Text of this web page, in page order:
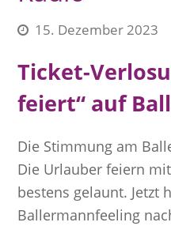
15. Dezember 2023
Ticket-
feiert“ auf
Die Stimmung am
Die Urlauber feiern
bestens gelaunt. Jetzt
Ballermannfeeling